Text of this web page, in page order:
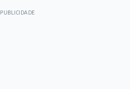
PUBLICIDADE